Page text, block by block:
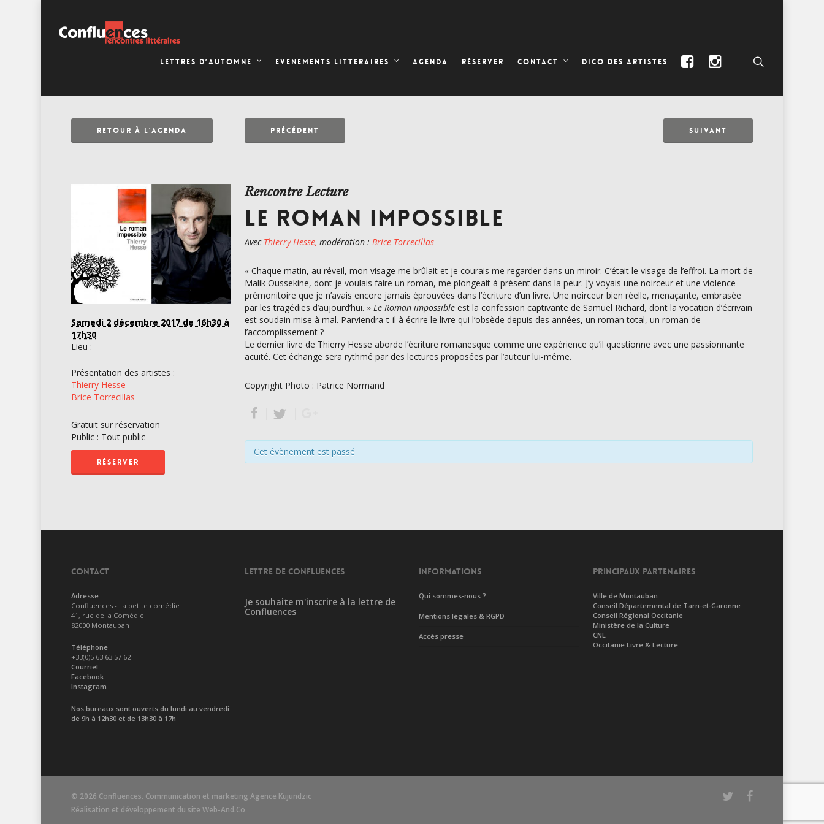
LETTRES D’AUTOMNE EVENEMENTS LITTERAIRES AGENDA RÉSERVER CONTACT DICO DES ARTISTES
RETOUR À L'AGENDA PRÉCÉDENT SUIVANT
Samedi 2 décembre 2017 de 16h30 à
17h30
Lieu :
Présentation des artistes :
Thierry Hesse
Brice Torrecillas
Gratuit sur réservation
Public : Tout public
RÉSERVER
Rencontre Lecture
LE ROMAN IMPOSSIBLE
Avec Thierry Hesse, modération :Brice Torrecillas
« Chaque matin, au réveil, mon visage me brûlait et je courais me regarder dans un miroir. C’était le visage de l’effroi. La mort de
Malik Oussekine, dont je voulais faire un roman, me plongeait à présent dans la peur. J’y voyais une noirceur et une violence
prémonitoire que je n’avais encore jamais éprouvées dans l’écriture d’un livre. Une noirceur bien réelle, menaçante, embrasée
par les tragédies d’aujourd’hui. »Le Roman impossible est la confession captivante de Samuel Richard, dont la vocation d’écrivain
est soudain mise à mal. Parviendra-t-il à écrire le livre qui l’obsède depuis des années, un roman total, un roman de
l’accomplissement ?
Le dernier livre de Thierry Hesse aborde l’écriture romanesque comme une expérience qu’il questionne avec une passionnante
acuité. Cet échange sera rythmé par des lectures proposées par l’auteur lui-même.
Copyright Photo : Patrice Normand
Cet évènement est passé
CONTACT
Adresse
Confluences - La petite comédie
41, rue de la Comédie
82000 Montauban
Téléphone
+33(0)5 63 63 57 62
Courriel
Facebook
Instagram
Nos bureaux sont ouverts du lundi au vendredi
de 9h à 12h30 et de 13h30 à 17h
LETTRE DE CONFLUENCES
Je souhaite m'inscrire à la lettre de
Confluences
INFORMATIONS
Qui sommes-nous ?
Mentions légales & RGPD
Accès presse
PRINCIPAUX PARTENAIRES
Ville de Montauban
Conseil Départemental de Tarn-et-Garonne
Conseil Régional Occitanie
Ministère de la Culture
CNL
Occitanie Livre & Lecture
© 2026 Confluences. Communication et marketing Agence Kujundzic
Réalisation et développement du site Web-And.Co